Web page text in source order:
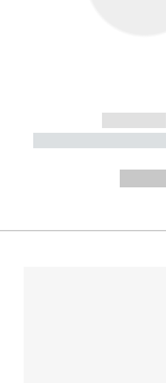
-----------